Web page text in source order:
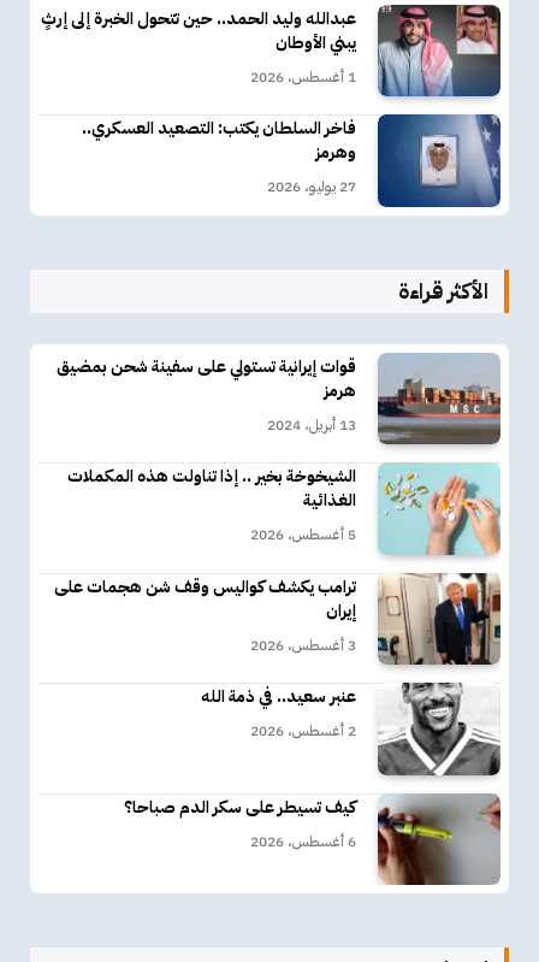
عبدالله وليد الحمد.. حين تتحول الخبرة إلى إرثٍ
يبني الأوطان
1 أغسطس، 2026
فاخر السلطان يكتب: التصعيد العسكري..
وهرمز
27 يوليو، 2026
الأكثر قراءة
قوات إيرانية تستولي على سفينة شحن بمضيق
هرمز
13 أبريل، 2024
الشيخوخة بخير .. إذا تناولت هذه المكملات
الغذائية
5 أغسطس، 2026
ترامب يكشف كواليس وقف شن هجمات على
إيران
3 أغسطس، 2026
عنبر سعيد.. في ذمة الله
2 أغسطس، 2026
كيف تسيطر على سكر الدم صباحا؟
6 أغسطس، 2026